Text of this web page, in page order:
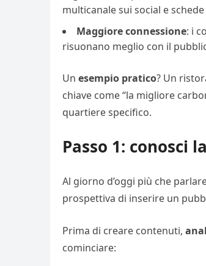
multicanale sui social e
Maggioreconnessione: i
risuonano meglio con il
Un esempio pratico? Un
chiave come “la migliore
quartiere specifico.
Passo 1: conosci
Al giorno d’oggi più che
prospettiva di inserire un
Prima di creare contenuti,
cominciare: